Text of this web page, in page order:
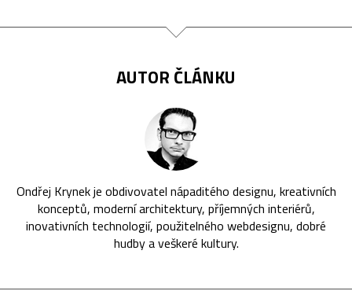
AUTOR ČLÁNKU
Ondřej Krynek je obdivovatel nápaditého designu, kreativních
konceptů, moderní architektury, příjemných interiérů,
inovativních technologií, použitelného webdesignu, dobré
hudby a veškeré kultury.